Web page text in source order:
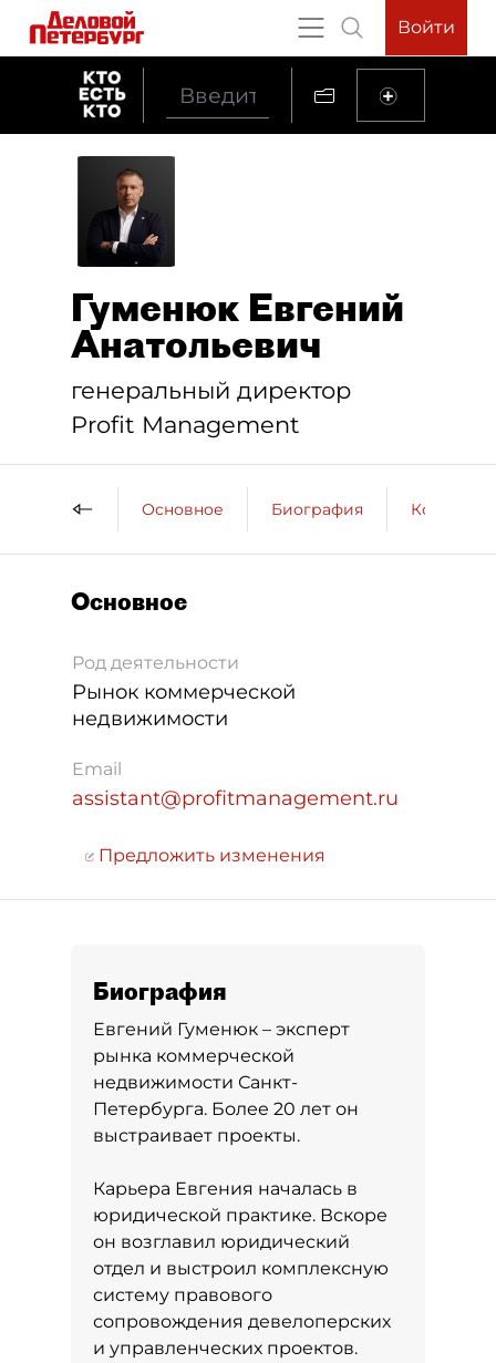
Войти
Гуменюк Евгений
Анатольевич
генеральный директор
Profit Management
Основное Биография Компании
Основное
Род деятельности
Рынок коммерческой
недвижимости
Email
assistant@profitmanagement.ru
Предложить изменения
Биография
Евгений Гуменюк – эксперт
рынка коммерческой
недвижимости Санкт-
Петербурга. Более 20 лет он
выстраивает проекты.
Карьера Евгения началась в
юридической практике. Вскоре
он возглавил юридический
отдел и выстроил комплексную
систему правового
сопровождения девелоперских
и управленческих проектов.